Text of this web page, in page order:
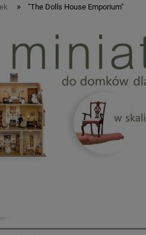
» "The Dolls House Emporium"